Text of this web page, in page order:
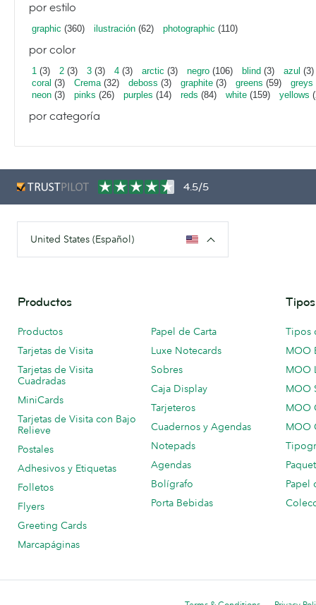
por estilo
graphic (360) ilustración (62) photographic (110)
por color
1 (3) 2 (3) 3 (3) 4 (3) arctic (3) negro (106) blind (3) azul (3)
coral (3) Crema(32) deboss (3) graphite (3) greens (59) greys
neon (3) pinks (26) purples (14) reds (84) white (159) yellows
por categoría
4.5/5
United States (Español)
Productos
Productos
Tarjetas de Visita
Tarjetas de Visita
Cuadradas
MiniCards
Tarjetas de Visita con Bajo
Relieve
Postales
Adhesivos y Etiquetas
Folletos
Flyers
Greeting Cards
Marcapáginas
Papel de Carta
Luxe Notecards
Sobres
Caja Display
Tarjeteros
Cuadernos y Agendas
Notepads
Agendas
Bolígrafo
Porta Bebidas
Tipos
MOO
MOO
MOO
MOO
MOO
Papel